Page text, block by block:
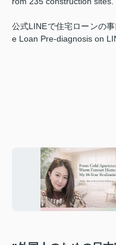
公式LINEで住宅ローンの
e Loan Pre-diagnosis on